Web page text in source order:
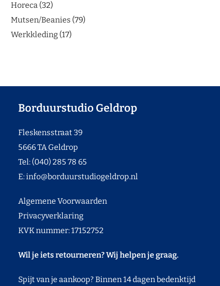
Horeca 32
Mutsen/Beanies 79
Werkkleding 17
Borduurstudio Geldrop
Fleskensstraat 39
5666 TA Geldrop
Tel: (040) 285 78 65
E:info@borduurstudiogeldrop.nl
Algemene Voorwaarden
Privacyverklaring
KVK nummer: 17152752
Wil je iets retourneren? Wij helpen je graag.
Spijt van je aankoop? Binnen 14 dagen bedenktijd